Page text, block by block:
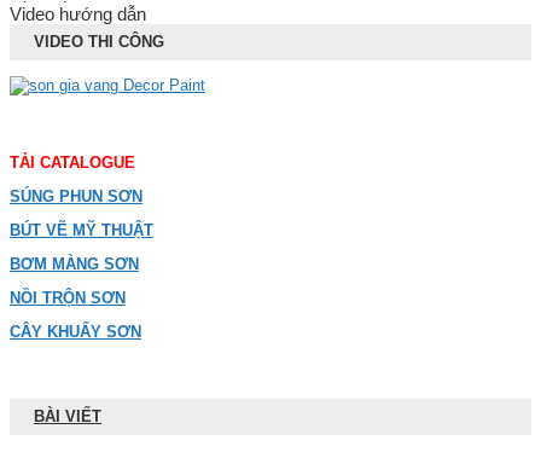
Video hướng dẫn
VIDEO THI CÔNG
TẢI CATALOGUE
SÚNG PHUN SƠN
BÚT VẼ MỸ THUẬT
BƠM MÀNG SƠN
NỒI TRỘN SƠN
CÂY KHUẤY SƠN
BÀI VIẾT